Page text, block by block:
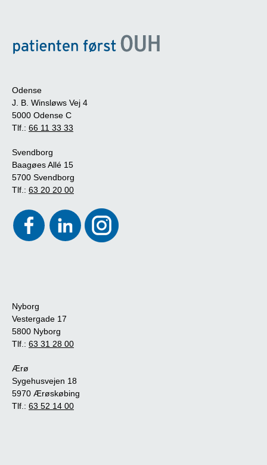
Odense
J. B. Winsløws Vej 4
5000 Odense C
Tlf.: 66 11 33 33
Svendborg
Baagøes Allé 15
5700 Svendborg
Tlf.: 63 20 20 00
Nyborg
Vestergade 17
5800 Nyborg
Tlf.: 63 31 28 00
Ærø
Sygehusvejen 18
5970 Ærøskøbing
Tlf.: 63 52 14 00